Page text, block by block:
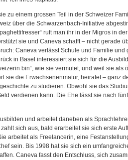
zu einem grossen Teil in der Schweizer
über die Schwarzenbach-Initiative
ruft man ihr in der Migros in
sie und Caneva schafft – nicht gerade
Caneva verlässt Schule und Familie und
in Basel interessiert sie sich für die
bin“, wie sie vermutet, und weil sie als
sie die Erwachsenenmatur, heiratet – ganz
zu studieren. Obwohl sie das
verdienen kann. Die Ehe lässt sie nach
und arbeitet daneben als
sich aus, bald erarbeitet sie sich erste
arbeitet als Freelancerin, eine
sein. Bis 1998 hat sie sich ein
Caneva fasst den Entschluss, sich